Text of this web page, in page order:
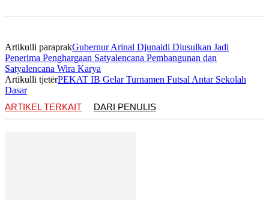
Artikulli paraprakGubernur Arinal Djunaidi Diusulkan Jadi
Penerima Penghargaan Satyalencana Pembangunan dan
Satyalencana Wira Karya
Artikulli tjetërPEKAT IB Gelar Turnamen Futsal Antar Sekolah
Dasar
ARTIKEL TERKAIT
DARI PENULIS